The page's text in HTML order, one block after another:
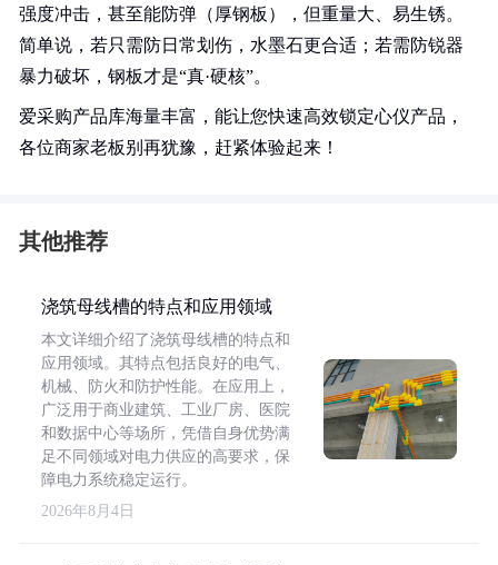
强度冲击，甚至能防弹（厚钢板），但重量大、易生锈。
简单说，若只需防日常划伤，水墨石更合适；若需防锐器
暴力破坏，钢板才是“真·硬核”。
爱采购产品库海量丰富，能让您快速高效锁定心仪产品，
各位商家老板别再犹豫，赶紧体验起来！
其他推荐
浇筑母线槽的特点和应用领域
本文详细介绍了浇筑母线槽的特点和
应用领域。其特点包括良好的电气、
机械、防火和防护性能。在应用上，
广泛用于商业建筑、工业厂房、医院
和数据中心等场所，凭借自身优势满
足不同领域对电力供应的高要求，保
障电力系统稳定运行。
2026年8月4日